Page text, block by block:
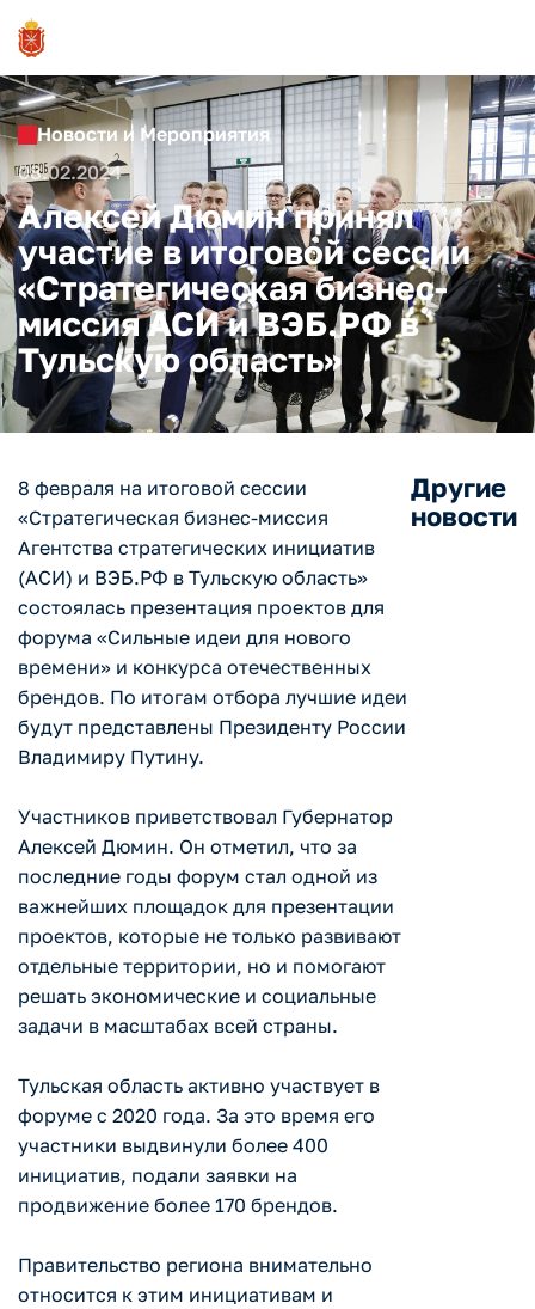
Новости и Мероприятия
08.02.2024
Алексей Дюмин принял
участие в итоговой сессии
«Стратегическая бизнес-
миссия АСИ и ВЭБ.РФ в
Тульскую область»
8 февраля на итоговой сессии
«Стратегическая бизнес-миссия
Агентства стратегических инициатив
(АСИ) и ВЭБ.РФ в Тульскую область»
состоялась презентация проектов для
форума «Сильные идеи для нового
времени» и конкурса отечественных
брендов. По итогам отбора лучшие идеи
будут представлены Президенту России
Владимиру Путину.
Участников приветствовал Губернатор
Алексей Дюмин. Он отметил, что за
последние годы форум стал одной из
важнейших площадок для презентации
проектов, которые не только развивают
отдельные территории, но и помогают
решать экономические и социальные
задачи в масштабах всей страны.
Тульская область активно участвует в
форуме с 2020 года. За это время его
участники выдвинули более 400
инициатив, подали заявки на
продвижение более 170 брендов.
Правительство региона внимательно
относится к этим инициативам и
Другие
новости